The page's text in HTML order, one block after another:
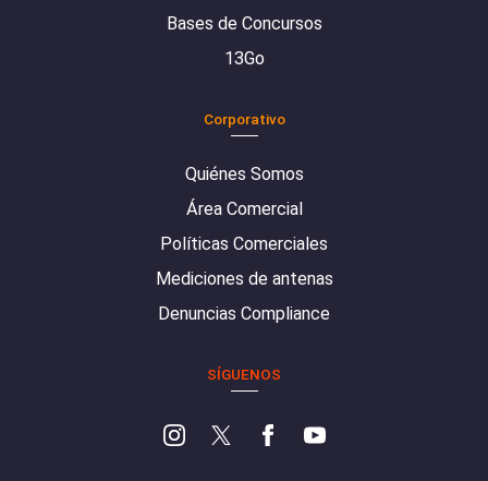
Bases de Concursos
13Go
Corporativo
Quiénes Somos
Área Comercial
Políticas Comerciales
Mediciones de antenas
Denuncias Compliance
SÍGUENOS